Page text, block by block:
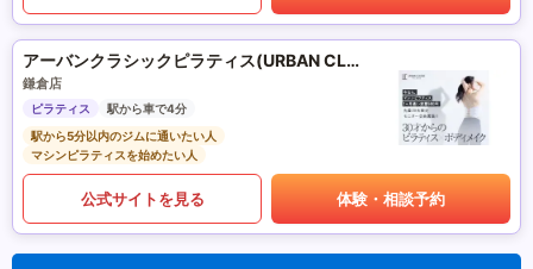
アーバンクラシックピラティス(URBAN CLASSIC PILATES)
鎌倉店
ピラティス
駅から車で4分
駅から5分以内のジムに通いたい人
マシンピラティスを始めたい人
公式サイトを見る 体験・相談予約